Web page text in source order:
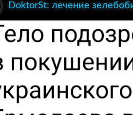
DoktorSt: лечение